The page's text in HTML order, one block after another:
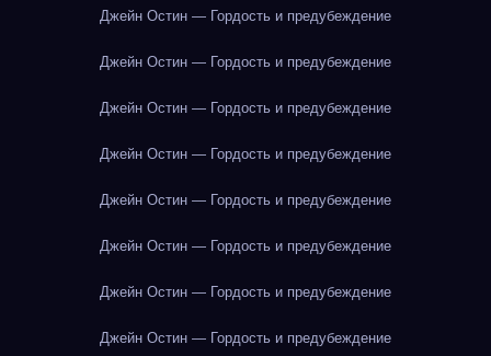
Джейн Остин — Гордость и предубеждение
Джейн Остин — Гордость и предубеждение
Джейн Остин — Гордость и предубеждение
Джейн Остин — Гордость и предубеждение
Джейн Остин — Гордость и предубеждение
Джейн Остин — Гордость и предубеждение
Джейн Остин — Гордость и предубеждение
Джейн Остин — Гордость и предубеждение